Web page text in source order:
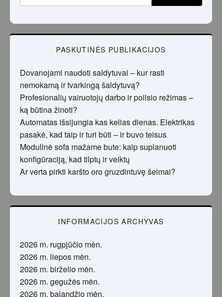
PASKUTINĖS PUBLIKACIJOS
Dovanojami naudoti saldytuvai – kur rasti
nemokamą ir tvarkingą šaldytuvą?
Profesionalių vairuotojų darbo ir poilsio režimas –
ką būtina žinoti?
Automatas išsijungia kas kelias dienas. Elektrikas
pasakė, kad taip ir turi būti – ir buvo teisus
Modulinė sofa mažame bute: kaip suplanuoti
konfigūraciją, kad tilptų ir veiktų
Ar verta pirkti karšto oro gruzdintuvę šeimai?
INFORMACIJOS ARCHYVAS
2026 m. rugpjūčio mėn.
2026 m. liepos mėn.
2026 m. birželio mėn.
2026 m. gegužės mėn.
2026 m. balandžio mėn.